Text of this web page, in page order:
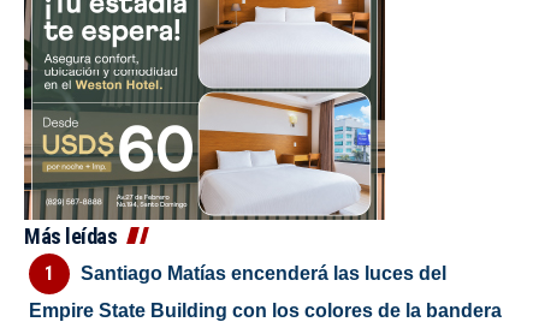
Más leídas
Santiago Matías encenderá las luces del
Empire State Building con los colores de la bandera